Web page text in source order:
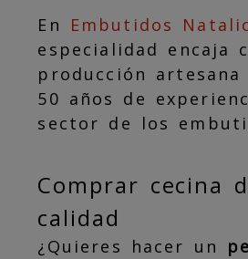
En Embutidos
especialidad encaja
producción
50 años de
sector de los
Comprar cecina
calidad
¿Quieres hacer un